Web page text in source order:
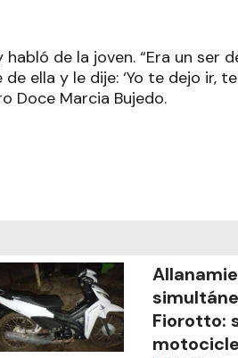
de la joven. “Era un ser
ella y le dije: ‘Yo te dejo ir,
Doce Marcia Bujedo.
Fiorotto: